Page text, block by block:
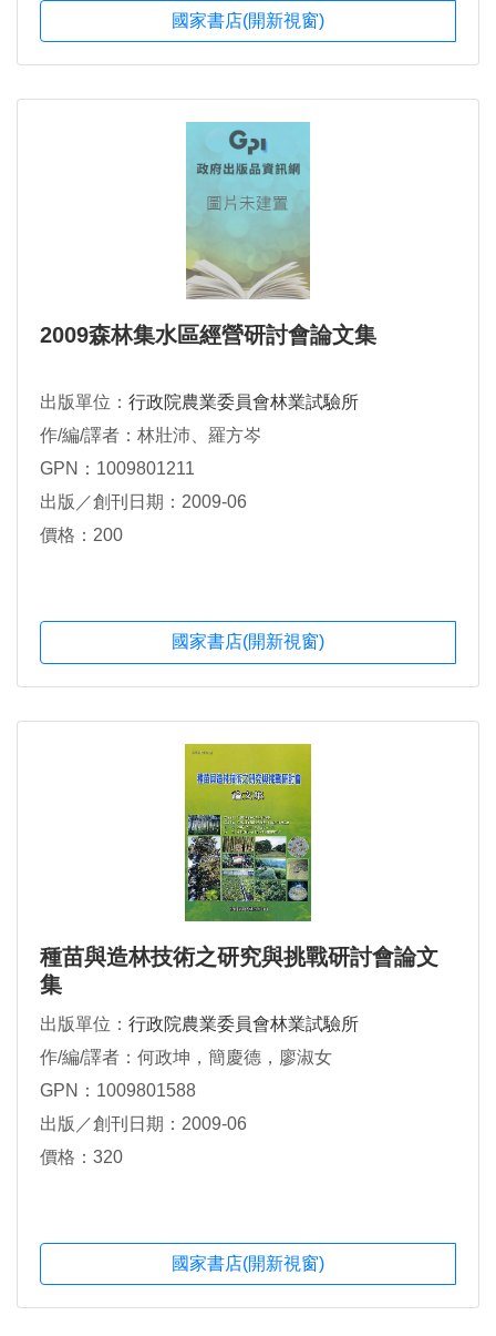
國家書店(開新視窗)
2009森林集水區經營研討會論文集
出版單位： 行政院農業委員會林業試驗所
作/編/譯者：林壯沛、羅方岑
GPN：1009801211
出版／創刊日期：2009-06
價格：200
國家書店(開新視窗)
種苗與造林技術之研究與挑戰研討會論文
集
出版單位： 行政院農業委員會林業試驗所
作/編/譯者：何政坤，簡慶德，廖淑女
GPN：1009801588
出版／創刊日期：2009-06
價格：320
國家書店(開新視窗)